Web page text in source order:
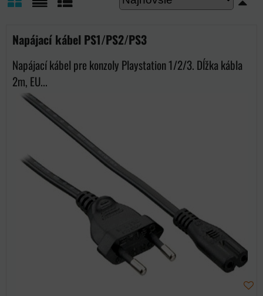
Napájací kábel PS1/PS2/PS3
Napájací kábel pre konzoly Playstation 1/2/3. Dĺžka kábla
2m, EU...